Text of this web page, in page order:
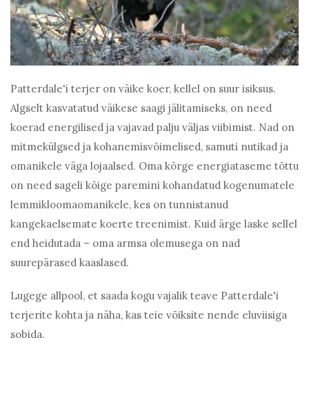
Patterdale'i terjer on väike koer, kellel on suur isiksus.
Algselt kasvatatud väikese saagi jälitamiseks, on need
koerad energilised ja vajavad palju väljas viibimist. Nad on
mitmekülgsed ja kohanemisvõimelised, samuti nutikad ja
omanikele väga lojaalsed. Oma kõrge energiataseme tõttu
on need sageli kõige paremini kohandatud kogenumatele
lemmikloomaomanikele, kes on tunnistanud
kangekaelsemate koerte treenimist. Kuid ärge laske sellel
end heidutada – oma armsa olemusega on nad
suurepärased kaaslased.
Lugege allpool, et saada kogu vajalik teave Patterdale'i
terjerite kohta ja näha, kas teie võiksite nende eluviisiga
sobida.